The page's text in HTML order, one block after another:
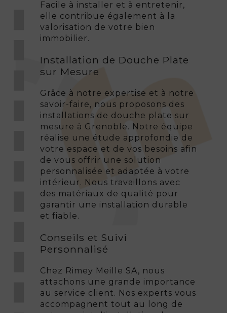
Facile à installer et à entretenir,
elle contribue également à la
valorisation de votre bien
immobilier.
Installation de Douche Plate
sur Mesure
Grâce à notre expertise et à notre
savoir-faire, nous proposons des
installations de douche plate sur
mesure à Grenoble. Notre équipe
réalise une étude approfondie de
votre espace et de vos besoins afin
de vous offrir une solution
personnalisée et adaptée à votre
intérieur. Nous travaillons avec
des matériaux de qualité pour
garantir une installation durable
et fiable.
Conseils et Suivi
Personnalisé
Chez Rimey Meille SA, nous
attachons une grande importance
au service client. Nos experts vous
accompagnent tout au long de